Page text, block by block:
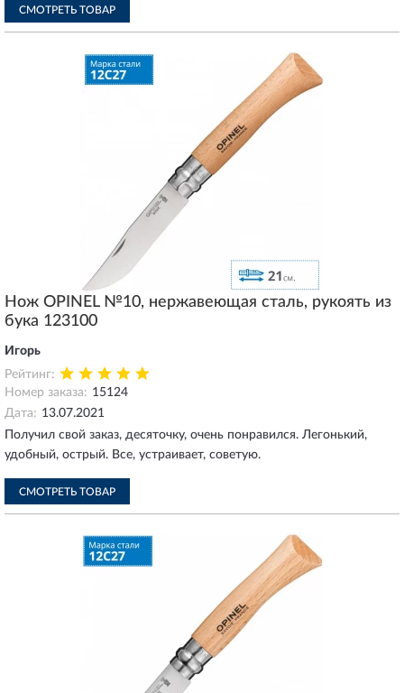
алмазные бруски или водные камни. Точить стоит сухое
на камень, как будто вы пытаетесь срезать с него
тонкий слой, перемещаясь от основания до кончика
клинка. Держать лезвие стоит под углом 18...20
СМОТРЕТЬ ТОВАР
Нож OPINEL №10, нержавеющая сталь, рукоять из
бука 123100
Игорь
Рейтинг:
Номер заказа: 15124
Дата: 13.07.2021
Получил свой заказ, десяточку, очень понравился. Легонький,
удобный, острый. Все, устраивает, советую.
СМОТРЕТЬ ТОВАР